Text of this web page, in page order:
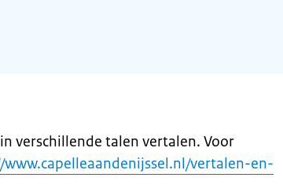
verschillende talen vertalen. Voor
vertalen-en-